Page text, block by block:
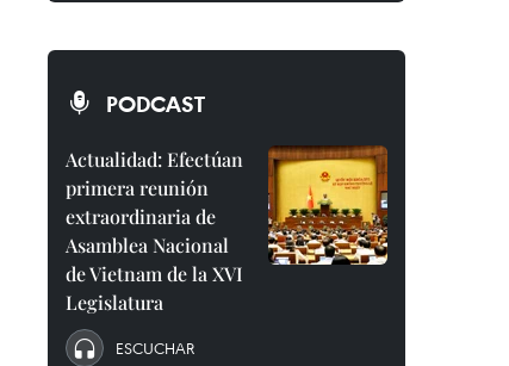
PODCAST
Actualidad: Efectúan
primera reunión
extraordinaria de
Asamblea Nacional
de Vietnam de la XVI
Legislatura
ESCUCHAR